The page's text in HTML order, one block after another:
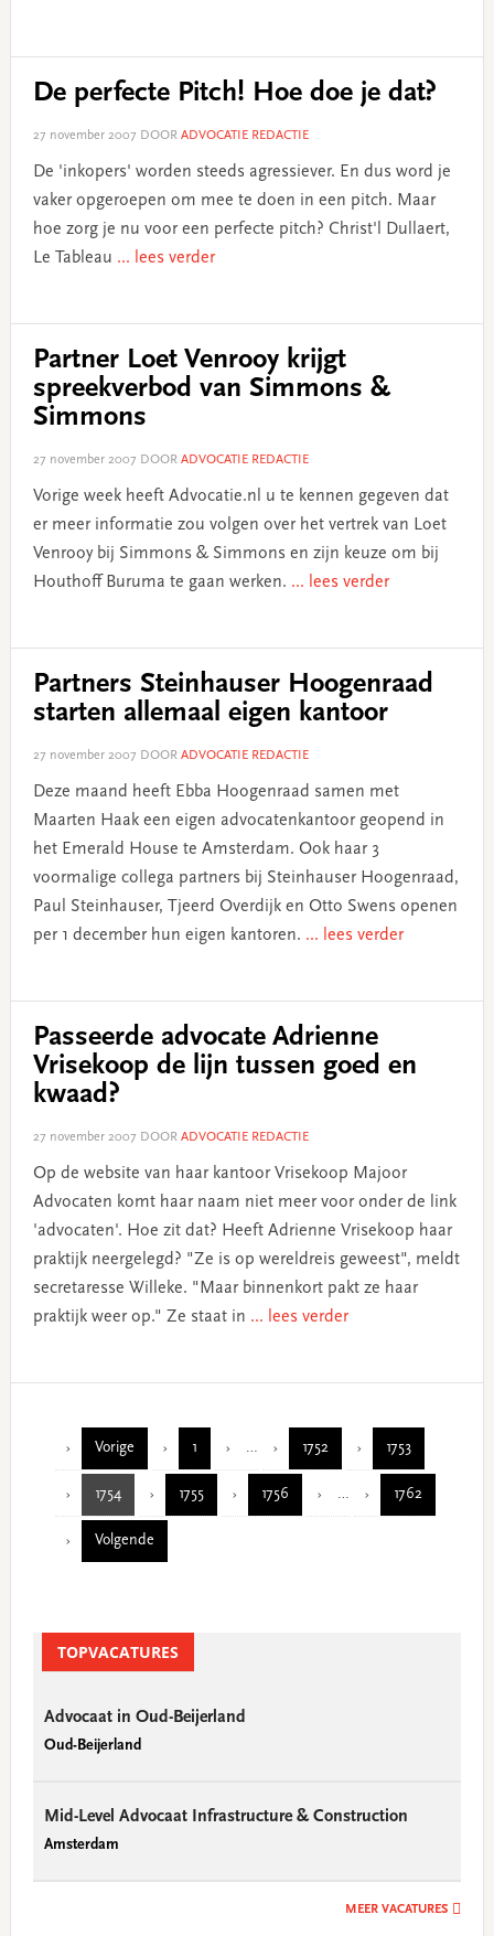
De perfecte Pitch! Hoe doe je dat?
27 november 2007 DOOR ADVOCATIE REDACTIE
De 'inkopers' worden steeds agressiever. En dus word je
vaker opgeroepen om mee te doen in een pitch. Maar
hoe zorg je nu voor een perfecte pitch? Christ'l Dullaert,
Le Tableau ... lees verder
Partner Loet Venrooy krijgt
spreekverbod van Simmons &
Simmons
27 november 2007 DOOR ADVOCATIE REDACTIE
Vorige week heeft Advocatie.nl u te kennen gegeven dat
er meer informatie zou volgen over het vertrek van Loet
Venrooy bij Simmons & Simmons en zijn keuze om bij
Houthoff Buruma te gaan werken. ... lees verder
Partners Steinhauser Hoogenraad
starten allemaal eigen kantoor
27 november 2007 DOOR ADVOCATIE REDACTIE
Deze maand heeft Ebba Hoogenraad samen met
Maarten Haak een eigen advocatenkantoor geopend in
het Emerald House te Amsterdam. Ook haar 3
voormalige collega partners bij Steinhauser Hoogenraad,
Paul Steinhauser, Tjeerd Overdijk en Otto Swens openen
per 1 december hun eigen kantoren. ... lees verder
Passeerde advocate Adrienne
Vrisekoop de lijn tussen goed en
kwaad?
27 november 2007 DOOR ADVOCATIE REDACTIE
Op de website van haar kantoor Vrisekoop Majoor
Advocaten komt haar naam niet meer voor onder de link
'advocaten'. Hoe zit dat? Heeft Adrienne Vrisekoop haar
praktijk neergelegd? "Ze is op wereldreis geweest", meldt
secretaresse Willeke. "Maar binnenkort pakt ze haar
praktijk weer op." Ze staat in ... lees verder
Vorige Page
1
Interim
pages
omitted
… Page
1752 Page
1753
Page
1754 Page
1755 Page
1756
Interim
pages
… Page
1762
Volgende
Primary
Sidebar
TOPVACATURES
Advocaat in Oud-Beijerland
Oud-Beijerland
Mid-Level Advocaat Infrastructure & Construction
Amsterdam
MEER VACATURES